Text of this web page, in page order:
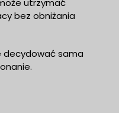
bez obniżania
decydować sama